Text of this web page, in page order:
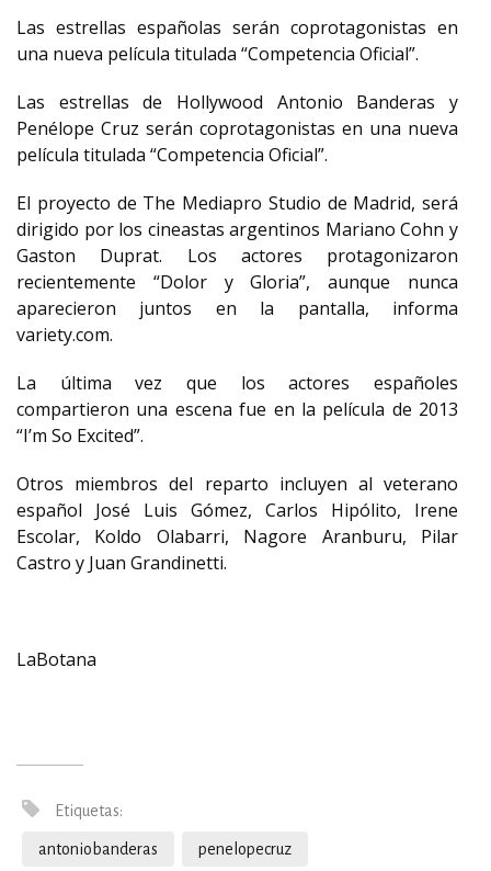
Las estrellas españolas serán coprotagonistas en
una nueva película titulada “Competencia Oficial”.
Las estrellas de Hollywood Antonio Banderas y
Penélope Cruz serán coprotagonistas en una nueva
película titulada “Competencia Oficial”.
El proyecto de The Mediapro Studio de Madrid, será
dirigido por los cineastas argentinos Mariano Cohn y
Gaston Duprat. Los actores protagonizaron
recientemente “Dolor y Gloria”, aunque nunca
aparecieron juntos en la pantalla, informa
variety.com.
La última vez que los actores españoles
compartieron una escena fue en la película de 2013
“I’m So Excited”.
Otros miembros del reparto incluyen al veterano
español José Luis Gómez, Carlos Hipólito, Irene
Escolar, Koldo Olabarri, Nagore Aranburu, Pilar
Castro y Juan Grandinetti.
LaBotana
Etiquetas:
antoniobanderas penelopecruz